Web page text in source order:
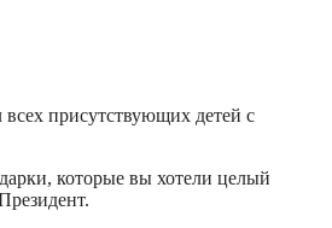
присутствующих детей с
которые вы хотели целый